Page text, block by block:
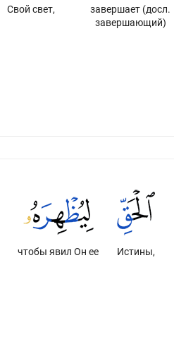
завершает (досл.
завершающий)
Свой свет,
Истины,
чтобы явил Он ее